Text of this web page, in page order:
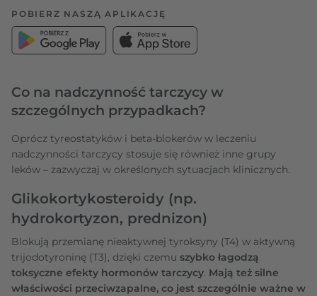
POBIERZ NASZĄ APLIKACJĘ
Co na nadczynność tarczycy w
szczególnych przypadkach?
Oprócz tyreostatyków i beta-blokerów w leczeniu
nadczynności tarczycy stosuje się również inne grupy
leków – zazwyczaj w określonych sytuacjach klinicznych.
Glikokortykosteroidy (np.
hydrokortyzon, prednizon)
Blokują przemianę nieaktywnej tyroksyny (T4) w aktywną
trijodotyroninę (T3), dzięki czemu szybko łagodzą
toksyczne efekty hormonów tarczycy. Mają też silne
właściwości przeciwzapalne, co jest szczególnie ważne w